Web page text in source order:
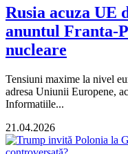
Rusia acuza UE
anuntul Franta-
nucleare
Tensiuni maxime la nivel
adresa Uniunii Europene,
Informatiile...
21.04.2026